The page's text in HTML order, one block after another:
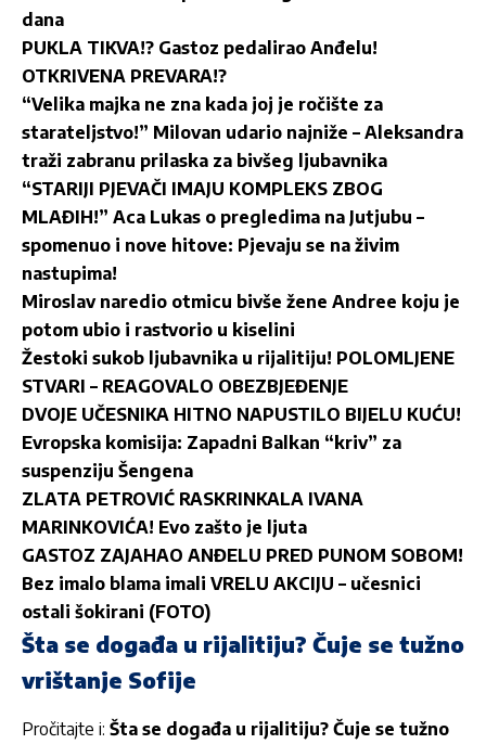
dana
PUKLA TIKVA!? Gastoz pedalirao Anđelu!
OTKRIVENA PREVARA!?
“Velika majka ne zna kada joj je ročište za
starateljstvo!” Milovan udario najniže – Aleksandra
traži zabranu prilaska za bivšeg ljubavnika
“STARIJI PJEVAČI IMAJU KOMPLEKS ZBOG
MLAĐIH!” Aca Lukas o pregledima na Jutjubu –
spomenuo i nove hitove: Pjevaju se na živim
nastupima!
Miroslav naredio otmicu bivše žene Andree koju je
potom ubio i rastvorio u kiselini
Žestoki sukob ljubavnika u rijalitiju! POLOMLJENE
STVARI – REAGOVALO OBEZBJEĐENJE
DVOJE UČESNIKA HITNO NAPUSTILO BIJELU KUĆU!
Evropska komisija: Zapadni Balkan “kriv” za
suspenziju Šengena
ZLATA PETROVIĆ RASKRINKALA IVANA
MARINKOVIĆA! Evo zašto je ljuta
GASTOZ ZAJAHAO ANĐELU PRED PUNOM SOBOM!
Bez imalo blama imali VRELU AKCIJU – učesnici
ostali šokirani (FOTO)
Šta se događa u rijalitiju? Čuje se tužno
vrištanje Sofije
Pročitajte i: Šta se događa u rijalitiju? Čuje se tužno